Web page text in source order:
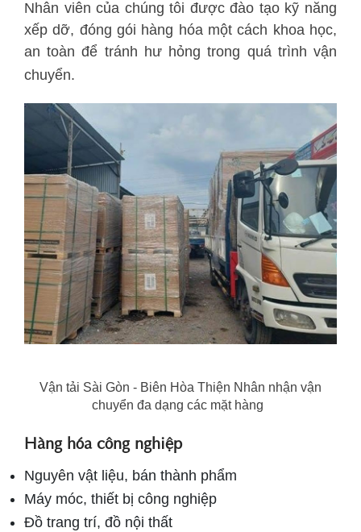
Nhân viên của chúng tôi được đào tạo kỹ năng
xếp dỡ, đóng gói hàng hóa một cách khoa học,
an toàn để tránh hư hỏng trong quá trình vận
chuyển.
Vận tải Sài Gòn - Biên Hòa Thiện Nhân nhận vận
chuyển đa dạng các mặt hàng
Hàng hóa công nghiệp
Nguyên vật liệu, bán thành phẩm
Máy móc, thiết bị công nghiệp
Đồ trang trí, đồ nội thất